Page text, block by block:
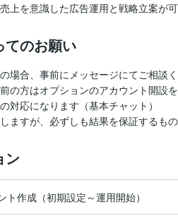
上を意識した広告運用と戦略立案が可
てのお願い
場合、事前にメッセージにてご相談
の方はオプションのアカウント開設
対応になります（基本チャット）
ますが、必ずしも結果を保証するも
ン
ト作成（初期設定～運用開始）